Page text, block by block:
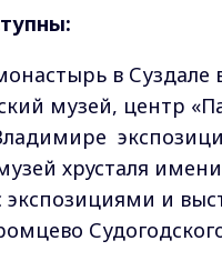
в Суздале
музей, центр
хрусталя
экспозициями и